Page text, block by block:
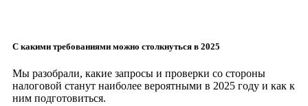
С какими требованиями можно столкнуться в 2025
Мы разобрали, какие запросы и проверки со стороны
налоговой станут наиболее вероятными в 2025 году и как к
ним подготовиться.